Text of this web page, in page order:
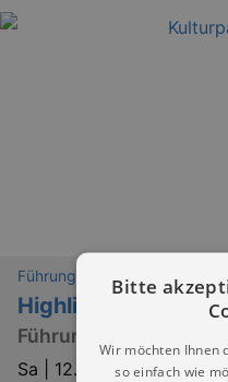
Führungen
Highlightführung
Führung durch den
Sa | 12.09.2026 | 15:00
Bitte
Wir möchten Ihnen
so einfach wie